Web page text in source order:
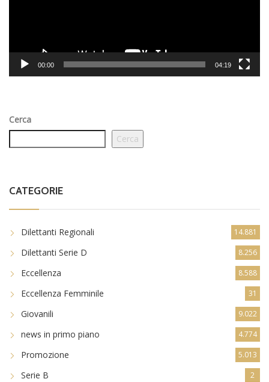
00:00 04:19
Cerca
Cerca
CATEGORIE
Dilettanti Regionali 14.881
Dilettanti Serie D 8.256
Eccellenza 8.588
Eccellenza Femminile 31
Giovanili 9.022
news in primo piano 4.774
Promozione 5.013
Serie B 2